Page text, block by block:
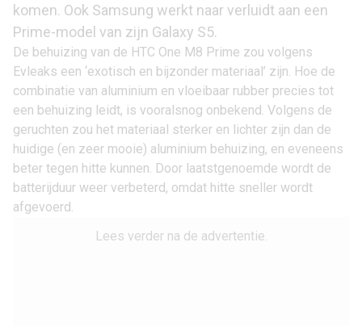
komen. Ook Samsung werkt naar verluidt aan een
Prime-model van zijn Galaxy S5.
De behuizing van de HTC One M8 Prime zou volgens
Evleaks een ‘exotisch en bijzonder materiaal’ zijn. Hoe de
combinatie van aluminium en vloeibaar rubber precies tot
een behuizing leidt, is vooralsnog onbekend. Volgens de
geruchten zou het materiaal sterker en lichter zijn dan de
huidige (en zeer mooie) aluminium behuizing, en eveneens
beter tegen hitte kunnen. Door laatstgenoemde wordt de
batterijduur weer verbeterd, omdat hitte sneller wordt
afgevoerd.
Lees verder na de advertentie.